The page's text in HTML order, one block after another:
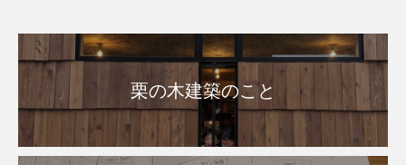
栗の木建築のこと